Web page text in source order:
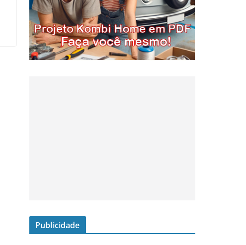
Publicidade